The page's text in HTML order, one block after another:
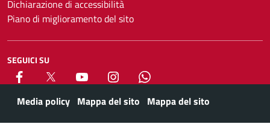
Dichiarazione di accessibilità
Piano di miglioramento del sito
SEGUICI SU
Facebook YouTube Instagram
Media policy Mappa del sito Mappa del sito